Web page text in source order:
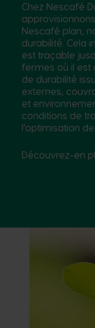
Chez Nescafé
Nescafé plan,
durabilité. Cela
est traçable
fermes où il est
de durabilité
externes,
et
conditions de
l'optimisation
Découvrez-en